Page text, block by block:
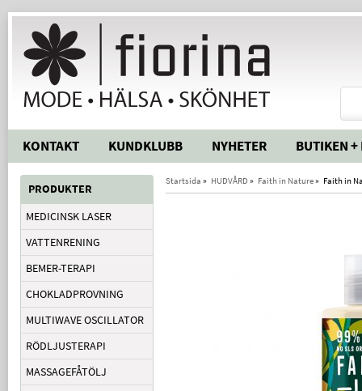
KONTAKT KUNDKLUBB NYHETER BUTIKEN +
PRODUKTER
MEDICINSK LASER
VATTENRENING
BEMER-TERAPI
CHOKLADPROVNING
MULTIWAVE OSCILLATOR
RÖDLJUSTERAPI
MASSAGEFÅTÖLJ
Startsida » HUDVÅRD» Faith in Nature» Faith in